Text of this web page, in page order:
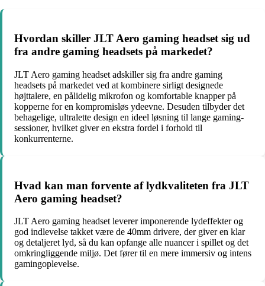
Hvordan skiller JLT Aero gaming headset sig ud
fra andre gaming headsets på markedet?
JLT Aero gaming headset adskiller sig fra andre gaming
headsets på markedet ved at kombinere sirligt designede
højttalere, en pålidelig mikrofon og komfortable knapper på
kopperne for en kompromisløs ydeevne. Desuden tilbyder det
behagelige, ultralette design en ideel løsning til lange gaming-
sessioner, hvilket giver en ekstra fordel i forhold til
konkurrenterne.
Hvad kan man forvente af lydkvaliteten fra JLT
Aero gaming headset?
JLT Aero gaming headset leverer imponerende lydeffekter og
god indlevelse takket være de 40mm drivere, der giver en klar
og detaljeret lyd, så du kan opfange alle nuancer i spillet og det
omkringliggende miljø. Det fører til en mere immersiv og intens
gamingoplevelse.